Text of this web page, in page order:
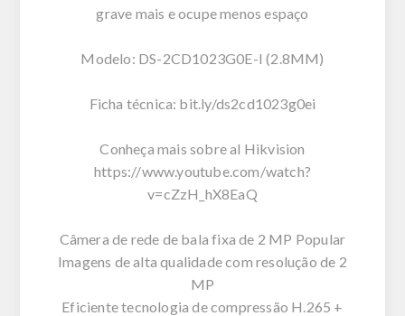
grave mais e ocupe menos espaço
Modelo: DS-2CD1023G0E-I (2.8MM)
Ficha técnica: bit.ly/ds2cd1023g0ei
Conheça mais sobre al Hikvision
https://www.youtube.com/watch?
v=cZzH_hX8EaQ
Câmera de rede de bala fixa de 2 MP Popular
Imagens de alta qualidade com resolução de 2
MP
Eficiente tecnologia de compressão H.265 +